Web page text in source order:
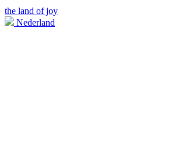
the land of joy
Nederland